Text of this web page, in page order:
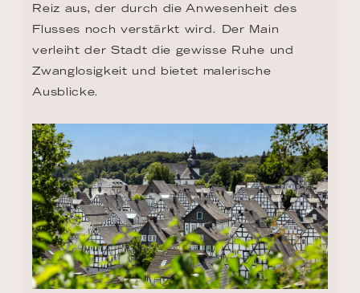
Reiz aus, der durch die Anwesenheit des
Flusses noch verstärkt wird. Der Main
verleiht der Stadt die gewisse Ruhe und
Zwanglosigkeit und bietet malerische
Ausblicke.